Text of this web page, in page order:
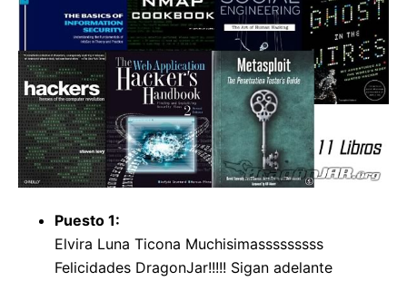
Puesto 1:
Elvira Luna Ticona Muchisimasssssssss
Felicidades DragonJar!!!!! Sigan adelante